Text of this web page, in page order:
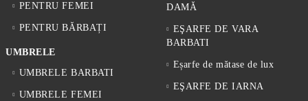
PENTRU FEMEI
PENTRU BĂRBAȚI
UMBRELE
UMBRELE BARBATI
UMBRELE FEMEI
DAMĂ
EŞARFE DE VARA
BARBATI
Eșarfe de mătase de lux
EŞARFE DE IARNA